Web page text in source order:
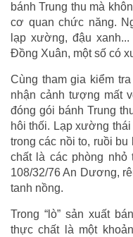
bánh Trung thu mà
cơ quan chức năng.
lạp xường, đậu
Đồng Xuân, một số có
Cùng tham gia kiểm
nhận cảnh tượng mất
đóng gói bánh Trung
hôi thối. Lạp xường
trong các nồi to, ruồi
chất là các phòng nhỏ
108/32/76 An Dương,
tanh nồng.
Trong “lò” sản xuất
thực chất là một